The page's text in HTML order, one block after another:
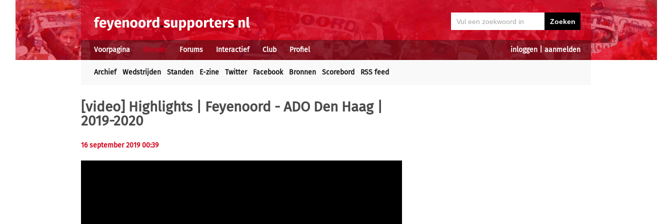
inloggen aanmelden
Voorpagina Nieuws Forums Interactief Club Profiel
Archief Wedstrijden Standen E-zine Twitter Facebook Bronnen Scorebord RSS feed
[video] Highlights | Feyenoord - ADO Den Haag |
2019-2020
16 september 2019 00:39